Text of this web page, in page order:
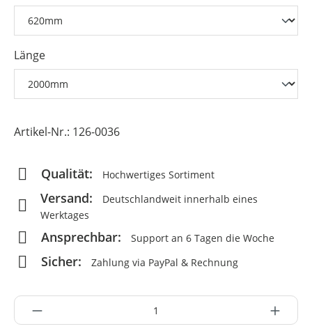
Länge
Artikel-Nr.: 126-0036
Qualität: Hochwertiges Sortiment
Versand:
Deutschlandweit innerhalb eines
Werktages
Ansprechbar: Support an 6 Tagen die Woche
Sicher: Zahlung via PayPal & Rechnung